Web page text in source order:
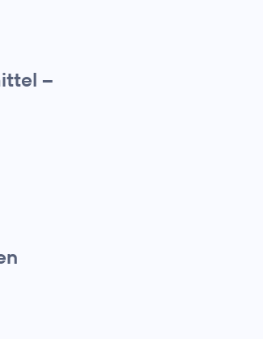
–